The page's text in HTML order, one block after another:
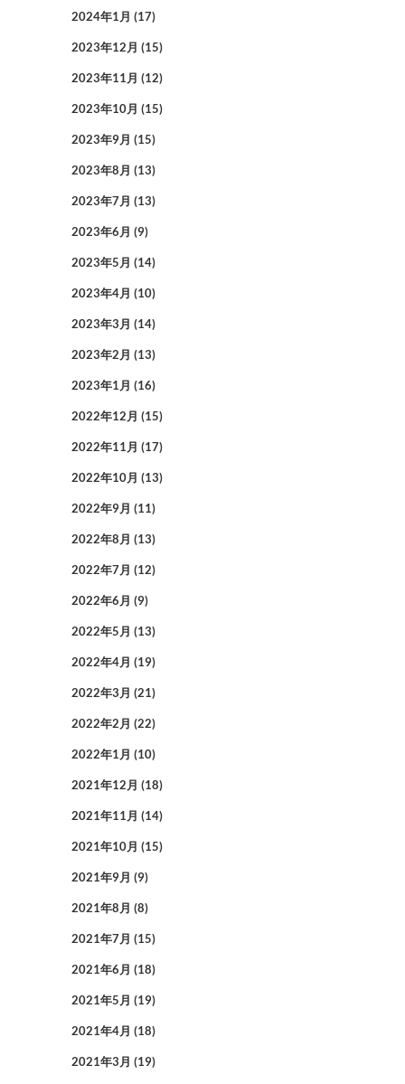
2024年1月 (17)
2023年12月 (15)
2023年11月 (12)
2023年10月 (15)
2023年9月 (15)
2023年8月 (13)
2023年7月 (13)
2023年6月 (9)
2023年5月 (14)
2023年4月 (10)
2023年3月 (14)
2023年2月 (13)
2023年1月 (16)
2022年12月 (15)
2022年11月 (17)
2022年10月 (13)
2022年9月 (11)
2022年8月 (13)
2022年7月 (12)
2022年6月 (9)
2022年5月 (13)
2022年4月 (19)
2022年3月 (21)
2022年2月 (22)
2022年1月 (10)
2021年12月 (18)
2021年11月 (14)
2021年10月 (15)
2021年9月 (9)
2021年8月 (8)
2021年7月 (15)
2021年6月 (18)
2021年5月 (19)
2021年4月 (18)
2021年3月 (19)